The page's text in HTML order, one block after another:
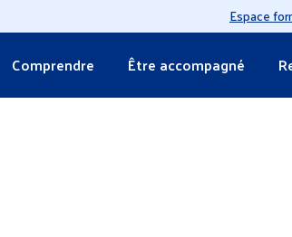
Espace
Comprendre Être accompagné